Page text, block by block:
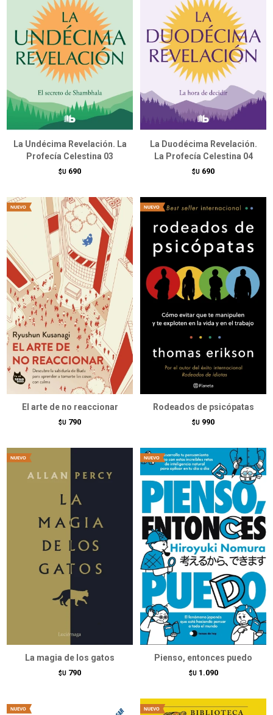
La Undécima Revelación. La
Profecía Celestina 03
$U 690
La Duodécima Revelación.
La Profecía Celestina 04
$U 690
El arte de no reaccionar
$U 790
Rodeados de psicópatas
$U 990
La magia de los gatos
$U 790
Pienso, entonces puedo
$U 1.090